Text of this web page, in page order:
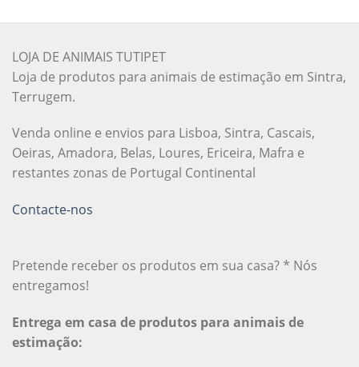
LOJA DE ANIMAIS TUTIPET
Loja de produtos para animais de estimação em Sintra,
Terrugem.
Venda online e envios para Lisboa, Sintra, Cascais,
Oeiras, Amadora, Belas, Loures, Ericeira, Mafra e
restantes zonas de Portugal Continental
Contacte-nos
Pretende receber os produtos em sua casa? * Nós
entregamos!
Entrega em casa de produtos para animais de
estimação: